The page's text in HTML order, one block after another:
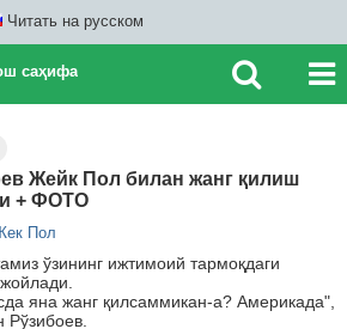
Читать на русском
саҳифа
Жейк Пол билан жанг қилиш
+ ФОТО
Пол
ўзининг ижтимоий тармоқдаги
яна жанг қилсаммикан-а? Америкада",
Рўзибоев.